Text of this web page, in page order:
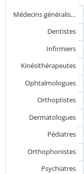
Médecins généralis…
Dentistes
Infirmiers
Kinésithérapeutes
Ophtalmologues
Orthoptistes
Dermatologues
Pédiatres
Orthophonistes
Psychiatres